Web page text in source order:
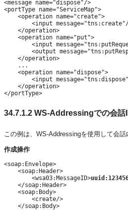
<message name="dispose"/>
<portType name="ServiceMap">
    <operation name="create">
<input
    </operation>
    <operation name="put">
<input
<output
    </operation>
    ...
    <operation name="dispose">
<input
    </operation>
</portType>
34.7.1.2 WS-Addressingでの会話
この例は、WS-Addressingを使用して会
作成操作
<soap:Envelope>
    <soap:Header>
        <wsa03:MessageID>
    </soap:Header>
    <soap:Body>
        <create/>
    </soap:Body>